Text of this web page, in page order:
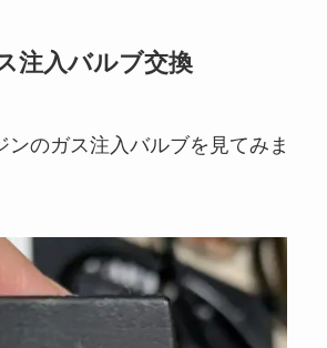
注入バルブ交換
ンのガス注入バルブを見てみま